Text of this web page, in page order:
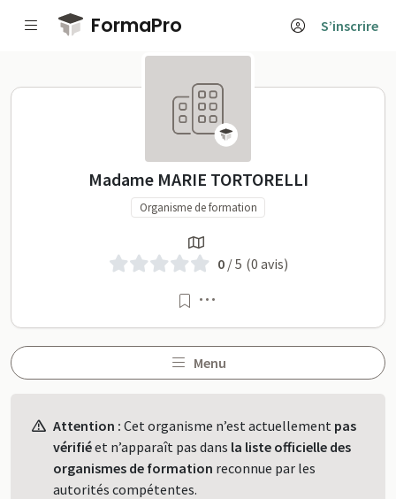
Passer au contenu principal
FormaPro S’inscrire
Madame MARIE
Madame MARIE TORTORELLI
Organisme de formation
0/ 5 (0 avis)
Menu
Attention : Cet organisme n’est actuellement pas
vérifiéet n’apparaît pas dans la liste officielle des
organismes de formation reconnue par les
autorités compétentes.